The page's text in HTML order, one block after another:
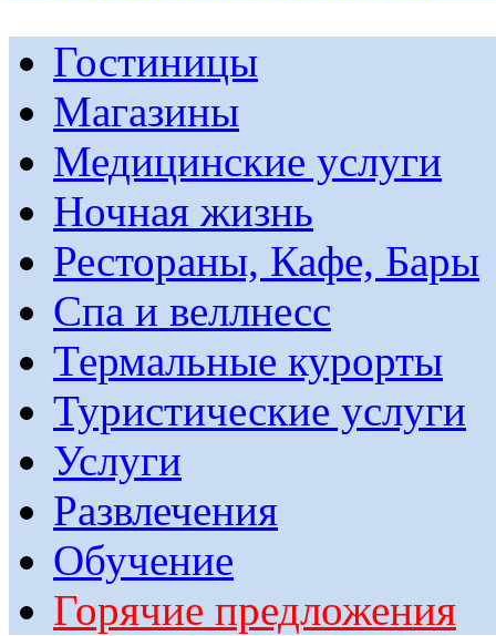
Гостиницы
Магазины
Медицинские услуги
Ночная жизнь
Рестораны, Кафе, Бары
Спа и веллнесс
Термальные курорты
Туристические услуги
Услуги
Развлечения
Обучение
Горячие предложения